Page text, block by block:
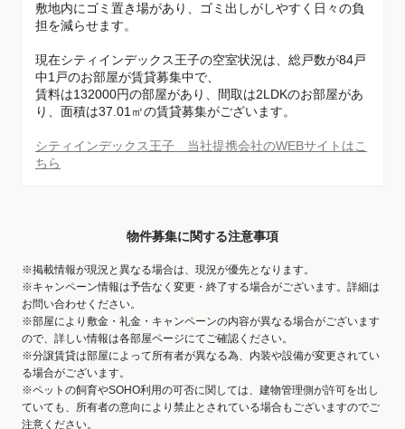
敷地内にゴミ置き場があり、ゴミ出しがしやすく日々の負
担を減らせます。
現在シティインデックス王子の空室状況は、総戸数が84戸
中1戸のお部屋が賃貸募集中で、
賃料は132000円の部屋があり、間取は2LDKのお部屋があ
り、面積は37.01㎡の賃貸募集がございます。
シティインデックス王子 当社提携会社のWEBサイトはこ
ちら
物件募集に関する注意事項
※掲載情報が現況と異なる場合は、現況が優先となります。
※キャンペーン情報は予告なく変更・終了する場合がございます。詳細は
お問い合わせください。
※部屋により敷金・礼金・キャンペーンの内容が異なる場合がございます
ので、詳しい情報は各部屋ページにてご確認ください。
※分譲賃貸は部屋によって所有者が異なる為、内装や設備が変更されてい
る場合がございます。
※ペットの飼育やSOHO利用の可否に関しては、建物管理側が許可を出し
ていても、所有者の意向により禁止とされている場合もございますのでご
注意ください。